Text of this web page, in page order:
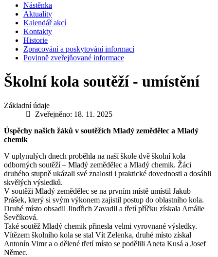
Nástěnka
Aktuality
Kalendář akcí
Kontakty
Historie
Zpracování a poskytování informací
Povinně zveřejňované informace
Školní kola soutěží - umístění
Základní údaje
Zveřejněno: 18. 11. 2025
Úspěchy našich žáků v soutěžích Mladý zemědělec a Mladý
chemik
V uplynulých dnech proběhla na naší škole dvě školní kola
odborných soutěží – Mladý zemědělec a Mladý chemik. Žáci
druhého stupně ukázali své znalosti i praktické dovednosti a dosáhli
skvělých výsledků.
V soutěži Mladý zemědělec se na prvním místě umístil Jakub
Prášek, který si svým výkonem zajistil postup do oblastního kola.
Druhé místo obsadil Jindřich Zavadil a třetí příčku získala Amálie
Ševčíková.
Také soutěž Mladý chemik přinesla velmi vyrovnané výsledky.
Vítězem školního kola se stal Vít Zelenka, druhé místo získal
Antonín Vimr a o dělené třetí místo se podělili Aneta Kusá a Josef
Němec.